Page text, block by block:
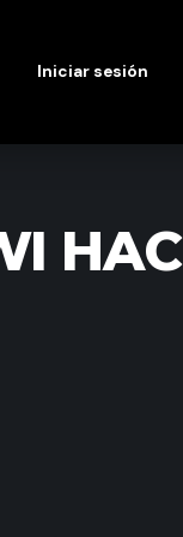
Iniciar sesión